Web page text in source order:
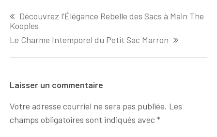
de
l'article
Découvrez l’Élégance Rebelle des Sacs à Main The
Kooples
Le Charme Intemporel du Petit Sac Marron
Laisser un commentaire
Votre adresse courriel ne sera pas publiée. Les
champs obligatoires sont indiqués avec *